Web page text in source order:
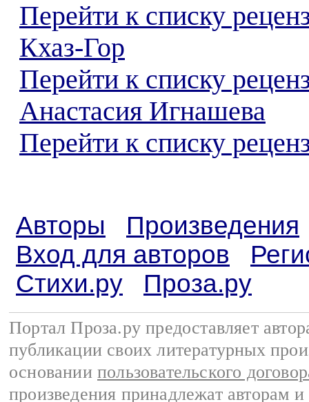
Перейти к списку
Кхаз-Гор
Перейти к списку
Анастасия Игнашева
Перейти к списку
Авторы
Произведения
Вход для авторов
Стихи.ру
Проза.ру
Портал Проза.ру предоставляет
публикации своих литературных
основании пользовательского
произведения принадлежат авторам